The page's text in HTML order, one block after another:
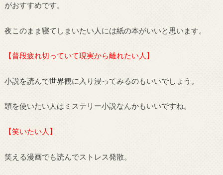
がおすすめです。
夜このまま寝てしまいたい人には紙の本がいいと思います。
【普段疲れ切っていて現実から離れたい人】
小説を読んで世界観に入り浸ってみるのもいいでしょう。
頭を使いたい人はミステリー小説なんかもいいですね。
【笑いたい人】
笑える漫画でも読んでストレス発散。